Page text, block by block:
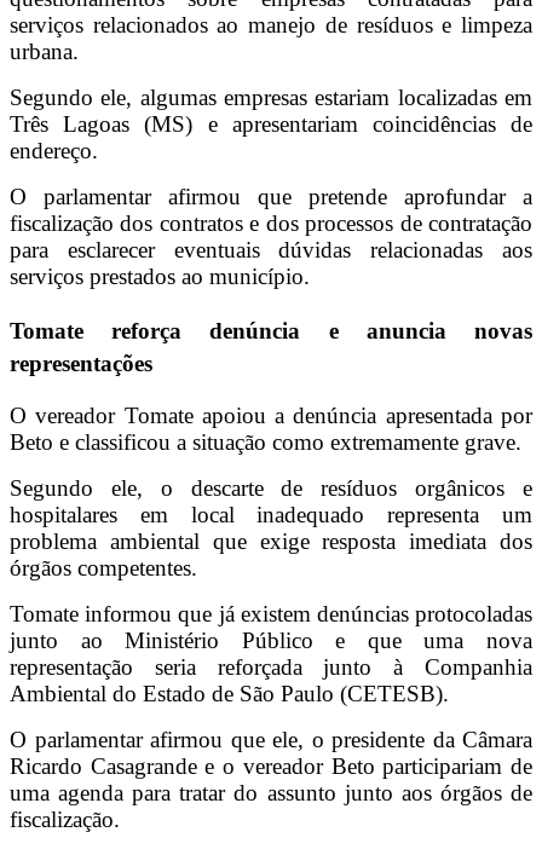
serviços relacionados ao manejo de resíduos e limpeza
urbana.
Segundo ele, algumas empresas estariam localizadas em
Três Lagoas (MS) e apresentariam coincidências de
endereço.
O parlamentar afirmou que pretende aprofundar a
fiscalização dos contratos e dos processos de contratação
para esclarecer eventuais dúvidas relacionadas aos
serviços prestados ao município.
Tomate reforça denúncia e anuncia novas
representações
O vereador Tomate apoiou a denúncia apresentada por
Beto e classificou a situação como extremamente grave.
Segundo ele, o descarte de resíduos orgânicos e
hospitalares em local inadequado representa um
problema ambiental que exige resposta imediata dos
órgãos competentes.
Tomate informou que já existem denúncias protocoladas
junto ao Ministério Público e que uma nova
representação seria reforçada junto à Companhia
Ambiental do Estado de São Paulo (CETESB).
O parlamentar afirmou que ele, o presidente da Câmara
Ricardo Casagrande e o vereador Beto participariam de
uma agenda para tratar do assunto junto aos órgãos de
fiscalização.